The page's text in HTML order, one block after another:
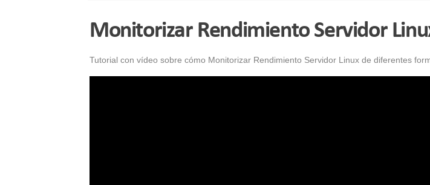
Monitorizar Rendimiento Servidor
Tutorial con vídeo sobre cómo Monitorizar Rendimiento Servidor Linux de diferentes